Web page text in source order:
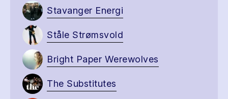
Stavanger Energi
Ståle Strømsvold
Bright Paper Werewolves
The Substitutes